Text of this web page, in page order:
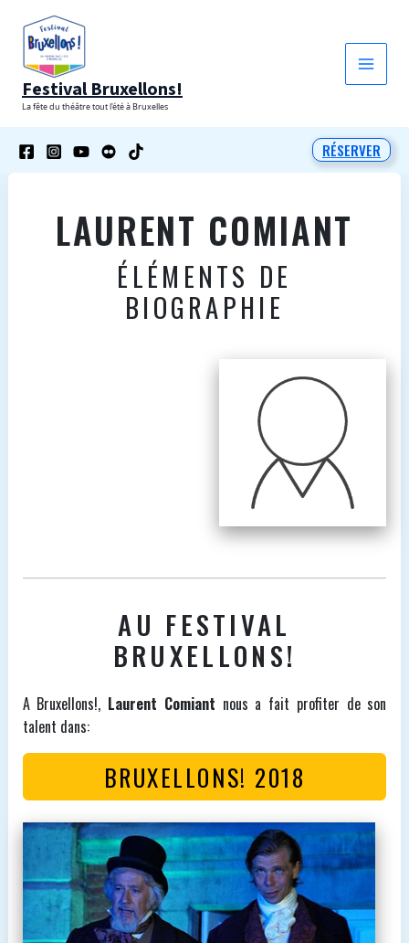
contenu
Festival Bruxellons!
La fête du théâtre tout l'été à Bruxelles
RÉSERVER
LAURENT COMIANT
ÉLÉMENTS DE
BIOGRAPHIE
AU FESTIVAL
BRUXELLONS!
A Bruxellons!, Laurent Comiant nous a fait profiter de son
talent dans:
BRUXELLONS! 2018